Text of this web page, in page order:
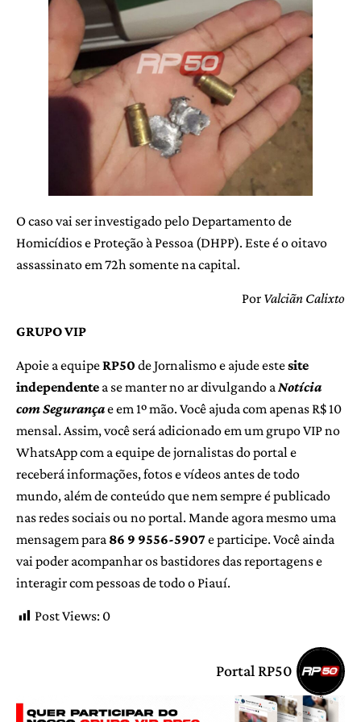
O caso vai ser investigado pelo Departamento de
Homicídios e Proteção à Pessoa (DHPP). Este é o oitavo
assassinato em 72h somente na capital.
Por Valciãn Calixto
GRUPO VIP
Apoie a equipeRP50 de Jornalismo e ajude estesite
independente a se manter no ar divulgando a Notícia
com Segurançae em 1º mão. Você ajuda com apenas R$ 10
mensal. Assim, você será adicionado em um grupo VIP no
WhatsApp com a equipe de jornalistas do portal e
receberá informações, fotos e vídeos antes de todo
mundo, além de conteúdo que nem sempre é publicado
nas redes sociais ou no portal. Mande agora mesmo uma
mensagem para 86 9 9556-5907e participe. Você ainda
vai poder acompanhar os bastidores das reportagens e
interagir com pessoas de todo o Piauí.
Post Views: 0
Portal RP50